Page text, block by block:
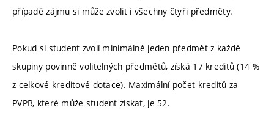
případě zájmu si může zvolit i všechny čtyři předměty.
Pokud si student zvolí minimálně jeden předmět z každé
skupiny povinně volitelných předmětů, získá 17 kreditů (14 %
z celkové kreditové dotace). Maximální počet kreditů za
PVPB, které může student získat, je 52.